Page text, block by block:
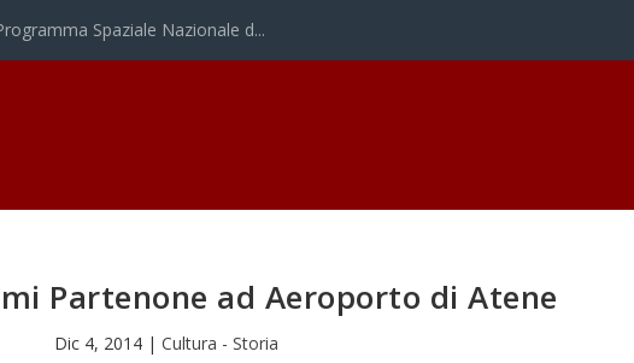
Spaziale Nazionale d...
Partenone ad Aeroporto di Atene
Dic 4, 2014| Cultura - Storia